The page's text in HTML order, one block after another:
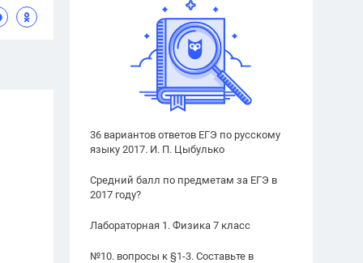
36 вариантов ответов ЕГЭ по русскому
языку 2017. И. П. Цыбулько
Средний балл по предметам за ЕГЭ в
2017 году?
Лабораторная 1. Физика 7 класс
№10. вопросы к §1-3. Составьте в